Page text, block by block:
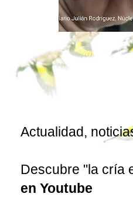
Actualidad,
Descubre "la cría
en Youtube